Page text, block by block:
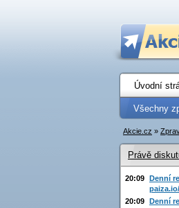
Úvodní
Všechny
Akcie.cz »
Právě
20:09 Denní
20:09 Denní